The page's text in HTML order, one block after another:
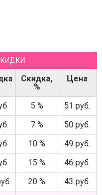
Скидка,
%
Цена
5 %
51 руб.
7 %
50 руб.
10 %
49 руб.
15 %
46 руб.
20 %
43 руб.